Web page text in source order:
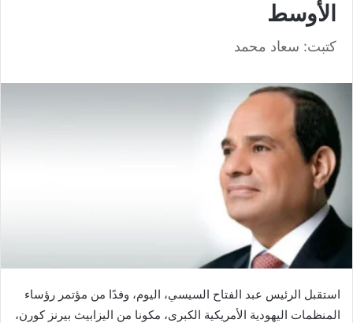
الأوسط
كتبت: سعاد محمد
استقبل الرئيس عبد الفتاح السيسي، اليوم، وفدًا من مؤتمر رؤساء
المنظمات اليهودية الأمريكية الكبرى، مكونا من اليزابيث بيرنز كورن،